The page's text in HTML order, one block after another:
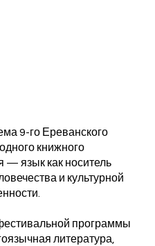
9-го Ереванского
книжного
— язык как носитель
и культурной
программы
литература,